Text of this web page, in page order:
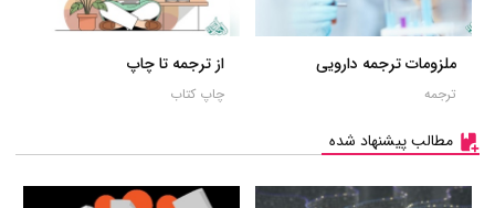
ملزومات ترجمه دارویی
ترجمه
از ترجمه تا چاپ
چاپ کتاب
مطالب پیشنهاد شده